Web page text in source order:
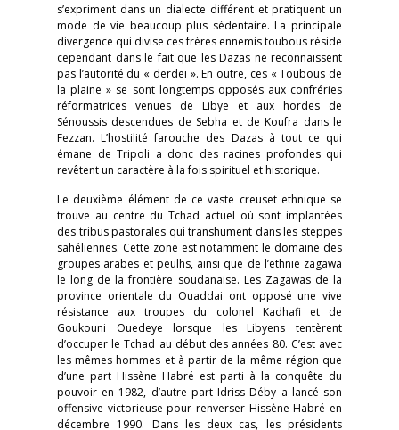
s’expriment dans un dialecte différent et pratiquent un
mode de vie beaucoup plus sédentaire. La principale
divergence qui divise ces frères ennemis toubous réside
cependant dans le fait que les Dazas ne reconnaissent
pas l’autorité du « derdei ». En outre, ces « Toubous de
la plaine » se sont longtemps opposés aux confréries
réformatrices venues de Libye et aux hordes de
Sénoussis descendues de Sebha et de Koufra dans le
Fezzan. L’hostilité farouche des Dazas à tout ce qui
émane de Tripoli a donc des racines profondes qui
revêtent un caractère à la fois spirituel et historique.
Le deuxième élément de ce vaste creuset ethnique se
trouve au centre du Tchad actuel où sont implantées
des tribus pastorales qui transhument dans les steppes
sahéliennes. Cette zone est notamment le domaine des
groupes arabes et peulhs, ainsi que de l’ethnie zagawa
le long de la frontière soudanaise. Les Zagawas de la
province orientale du Ouaddai ont opposé une vive
résistance aux troupes du colonel Kadhafi et de
Goukouni Ouedeye lorsque les Libyens tentèrent
d’occuper le Tchad au début des années 80. C’est avec
les mêmes hommes et à partir de la même région que
d’une part Hissène Habré est parti à la conquête du
pouvoir en 1982, d’autre part Idriss Déby a lancé son
offensive victorieuse pour renverser Hissène Habré en
décembre 1990. Dans les deux cas, les présidents